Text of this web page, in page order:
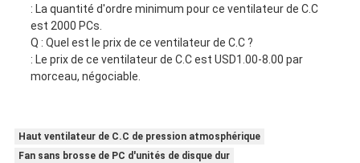
: La quantité d'ordre minimum pour ce ventilateur de C.C
est 2000 PCs.
Q : Quel est le prix de ce ventilateur de C.C ?
: Le prix de ce ventilateur de C.C est USD1.00-8.00 par
morceau, négociable.
Haut ventilateur de C.C de pression atmosphérique
Fan sans brosse de PC d'unités de disque dur